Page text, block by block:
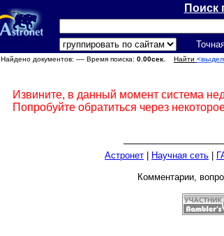
Поиск
Найдено документов: ---- Время поиска: 0.00сек. Найти
Извините, в данный момент система
Попробуйте обратиться через
Астронет Научная сеть
Комментарии,